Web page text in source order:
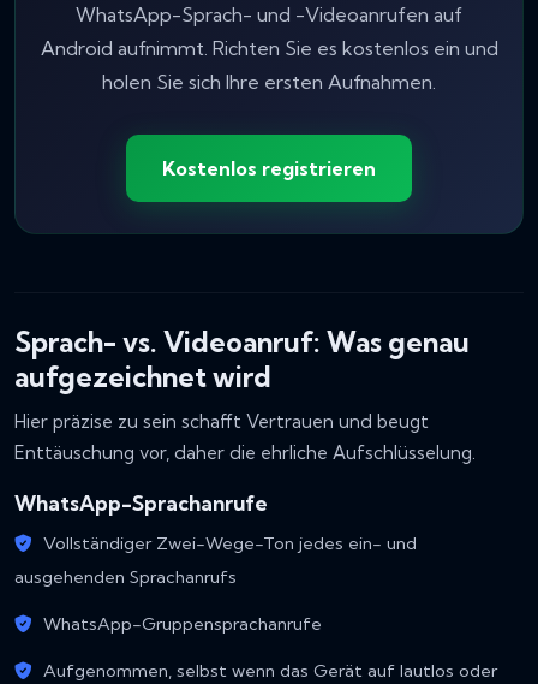
WhatsApp-Sprach- und -Videoanrufen auf
Android aufnimmt. Richten Sie es kostenlos ein und
holen Sie sich Ihre ersten Aufnahmen.
Kostenlos registrieren
Sprach- vs. Videoanruf: Was genau
aufgezeichnet wird
Hier präzise zu sein schafft Vertrauen und beugt
Enttäuschung vor, daher die ehrliche Aufschlüsselung.
WhatsApp-Sprachanrufe
Vollständiger Zwei-Wege-Ton jedes ein- und
ausgehenden Sprachanrufs
WhatsApp-Gruppensprachanrufe
Aufgenommen, selbst wenn das Gerät auf lautlos oder